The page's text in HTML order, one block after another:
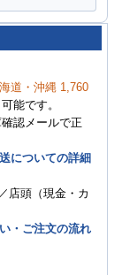
道・沖縄 1,760
能です。
認メールで正
についての詳細
店頭（現金・カ
・ご注文の流れ